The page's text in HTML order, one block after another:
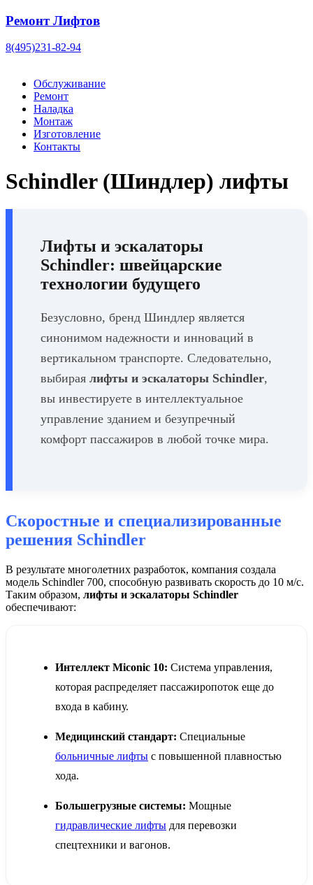
Ремонт Лифтов
8(495)231-82-94
Обслуживание
Ремонт
Наладка
Монтаж
Изготовление
Контакты
Schindler (Шиндлер) лифты
Лифты и эскалаторы
Schindler: швейцарские
технологии будущего
Безусловно, бренд Шиндлер является
синонимом надежности и инноваций в
вертикальном транспорте. Следовательно,
выбирая лифты и эскалаторы Schindler,
вы инвестируете в интеллектуальное
управление зданием и безупречный
комфорт пассажиров в любой точке мира.
Скоростные и специализированные
решения Schindler
В результате многолетних разработок, компания создала
модель Schindler 700, способную развивать скорость до 10 м/с.
Таким образом, лифты и эскалаторы Schindler
обеспечивают:
Интеллект Miconic 10: Система управления,
которая распределяет пассажиропоток еще до
входа в кабину.
Медицинский стандарт: Специальные
больничные лифты с повышенной плавностью
хода.
Большегрузные системы: Мощные
гидравлические лифты для перевозки
спецтехники и вагонов.